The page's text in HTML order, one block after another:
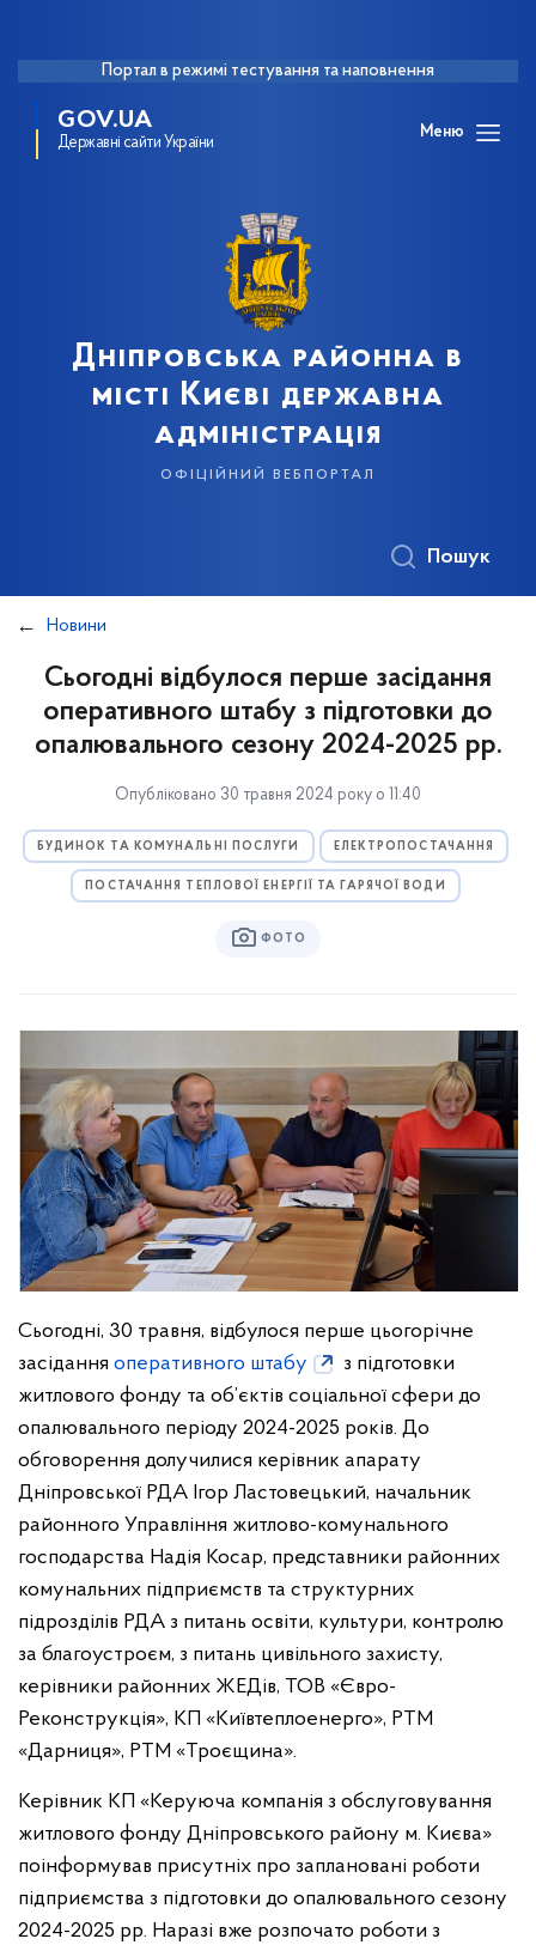
Портал в режимі тестування та наповнення
GOV.UA
Державні сайти України
Меню
Дніпровська районна в
місті Києві державна
адміністрація
офіційний вебпортал
Пошук
Новини
Сьогодні відбулося перше засідання
оперативного штабу з підготовки до
опалювального сезону 2024-2025 рр.
Опубліковано 30 травня 2024 року о 11:40
БУДИНОК ТА КОМУНАЛЬНІ ПОСЛУГИ ЕЛЕКТРОПОСТАЧАННЯ
ПОСТАЧАННЯ ТЕПЛОВОЇ ЕНЕРГІЇ ТА ГАРЯЧОЇ ВОДИ
ФОТО
Сьогодні, 30 травня, відбулося перше цьогорічне
засідання оперативного штабу
з підготовки
житлового фонду та об’єктів соціальної сфери до
опалювального періоду 2024-2025 років. До
обговорення долучилися керівник апарату
Дніпровської РДА Ігор Ластовецький, начальник
районного Управління житлово-комунального
господарства Надія Косар, представники районних
комунальних підприємств та структурних
підрозділів РДА з питань освіти, культури, контролю
за благоустроєм, з питань цивільного захисту,
керівники районних ЖЕДів, ТОВ «Євро-
Реконструкція», КП «Київтеплоенерго», РТМ
«Дарниця», РТМ «Троєщина».
Керівник КП «Керуюча компанія з обслуговування
житлового фонду Дніпровського району м. Києва»
поінформував присутніх про заплановані роботи
підприємства з підготовки до опалювального сезону
2024-2025 рр. Наразі вже розпочато роботи з